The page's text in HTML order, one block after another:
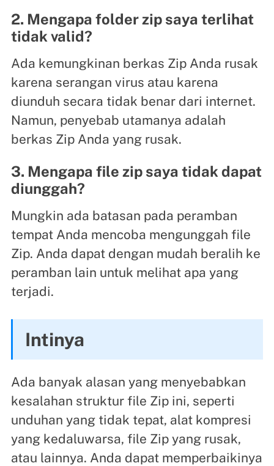
2. Mengapa folder zip saya terlihat
tidak valid?
Ada kemungkinan berkas Zip Anda rusak
karena serangan virus atau karena
diunduh secara tidak benar dari internet.
Namun, penyebab utamanya adalah
berkas Zip Anda yang rusak.
3. Mengapa file zip saya tidak dapat
diunggah?
Mungkin ada batasan pada peramban
tempat Anda mencoba mengunggah file
Zip. Anda dapat dengan mudah beralih ke
peramban lain untuk melihat apa yang
terjadi.
Intinya
Ada banyak alasan yang menyebabkan
kesalahan struktur file Zip ini, seperti
unduhan yang tidak tepat, alat kompresi
yang kedaluwarsa, file Zip yang rusak,
atau lainnya. Anda dapat memperbaikinya